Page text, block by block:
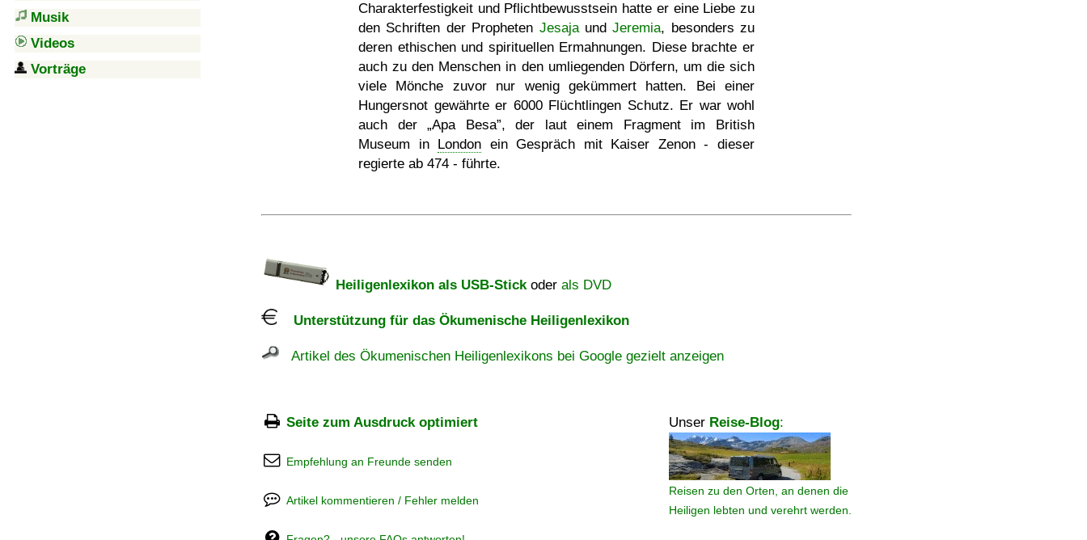
Musik
Videos
Vorträge
Charakterfestigkeit und Pflichtbewusstsein hatte er eine Liebe zu
den Schriften der Propheten JesajaundJeremia, besonders zu
deren ethischen und spirituellen Ermahnungen. Diese brachte er
auch zu den Menschen in den umliegenden Dörfern, um die sich
viele Mönche zuvor nur wenig gekümmert hatten. Bei einer
Hungersnot gewährte er 6000 Flüchtlingen Schutz. Er war wohl
auch der Apa Besa , der laut einem Fragment im British
Museum in London ein Gespräch mit Kaiser Zenon - dieser
regierte ab 474 - führte.
Heiligenlexikon als USB-Stickoder als DVD
Unterstützung für das Ökumenische Heiligenlexikon
Artikel des Ökumenischen Heiligenlexikons bei Google gezielt anzeigen
Seite zum Ausdruck optimiert Unser Reise-Blog:
Reisen zu den Orten, an denen die
Heiligen lebten und verehrt werden.
Empfehlung an Freunde senden
Artikel kommentieren / Fehler melden